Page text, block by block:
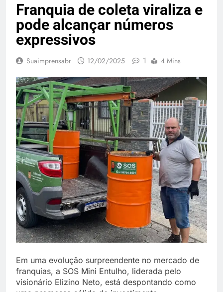
Franquia de coleta viraliza e
pode alcançar números
expressivos
Suaimprensabr 12/02/2025 1 4 Mins
Em uma evolução surpreendente no mercado de
franquias, a SOS Mini Entulho, liderada pelo
visionário Elizino Neto, está despontando como